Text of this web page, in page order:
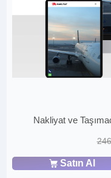
Nakliyat ve
Satın Al